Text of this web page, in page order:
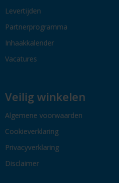
Levertijden
Partnerprogramma
Inhaakkalender
Vacatures
Veilig winkelen
Algemene voorwaarden
Cookieverklaring
Privacyverklaring
Disclaimer